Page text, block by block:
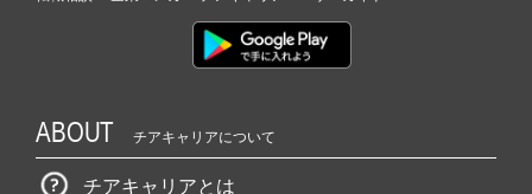
ABOUT チアキャリアについて
チアキャリアとは